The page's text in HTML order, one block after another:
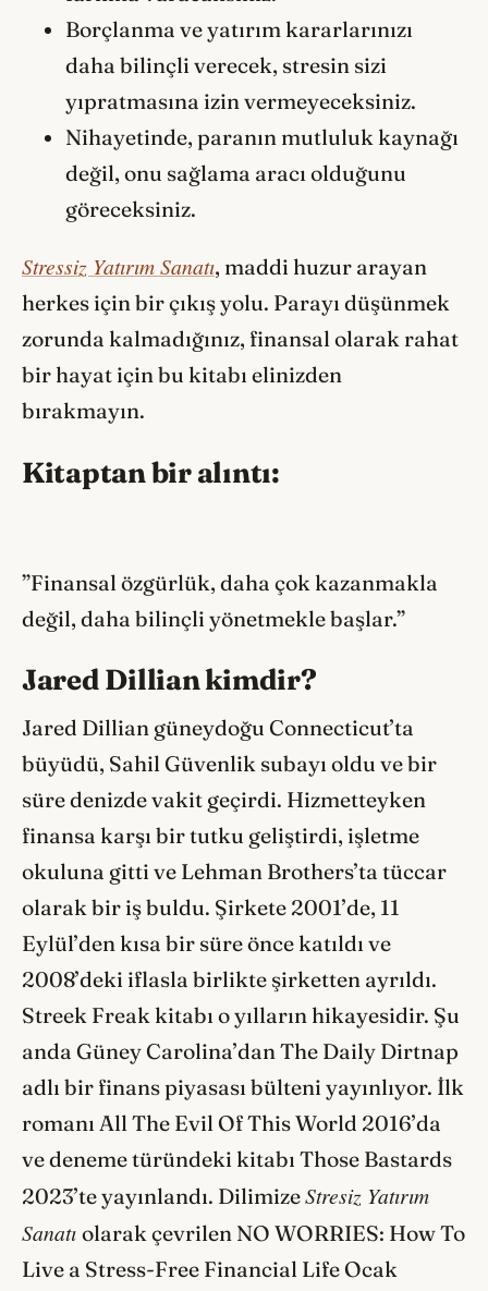
Borçlanma ve yatırım kararlarınızı
daha bilinçli verecek, stresin sizi
yıpratmasına izin vermeyeceksiniz.
Nihayetinde, paranın mutluluk kaynağı
değil, onu sağlama aracı olduğunu
göreceksiniz.
Stressiz Yatırım Sanatı, maddi huzur arayan
herkes için bir çıkış yolu. Parayı düşünmek
zorunda kalmadığınız, finansal olarak rahat
bir hayat için bu kitabı elinizden
bırakmayın.
Kitaptan bir alıntı:
”Finansal özgürlük, daha çok kazanmakla
değil, daha bilinçli yönetmekle başlar.”
Jared Dillian kimdir?
Jared Dillian güneydoğu Connecticut’ta
büyüdü, Sahil Güvenlik subayı oldu ve bir
süre denizde vakit geçirdi. Hizmetteyken
finansa karşı bir tutku geliştirdi, işletme
okuluna gitti ve Lehman Brothers’ta tüccar
olarak bir iş buldu. Şirkete 2001’de, 11
Eylül’den kısa bir süre önce katıldı ve
2008’deki iflasla birlikte şirketten ayrıldı.
Streek Freak kitabı o yılların hikayesidir. Şu
anda Güney Carolina’dan The Daily Dirtnap
adlı bir finans piyasası bülteni yayınlıyor. İlk
romanı All The Evil Of This World 2016’da
ve deneme türündeki kitabı Those Bastards
2023’te yayınlandı. DilimizeStresiz Yatırım
Sanatı olarak çevrilen NO WORRIES: How To
Live a Stress-Free Financial Life Ocak